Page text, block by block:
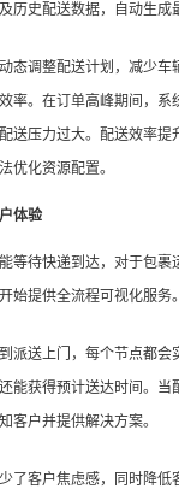
历史配送数据，自动生成
态调整配送计划，减少车
率。在订单高峰期间，系
送压力过大。配送效率提
优化资源配置。
体验
等待快递到达，对于包裹
始提供全流程可视化服务。
派送上门，每个节点都会
能获得预计送达时间。当
客户并提供解决方案。
了客户焦虑感，同时降低